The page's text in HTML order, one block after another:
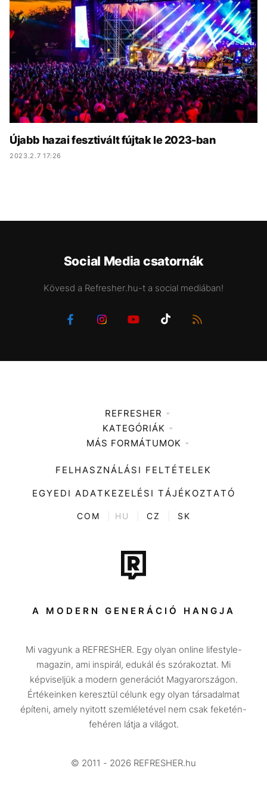
KÖZÉLET UTAZÁS
ÉLETMÓD DESIGN
BESZÉLGETÉSEK ARCOK
VIDEÓ TÖRTÉNETEK
GASZTRO
Újabb hazai fesztivált fújtak le 2023-ban
2023.2.7 17:26
Social Media csatornák
Kövesd a Refresher.hu-t a social mediában!
REFRESHER
Médiaajánlat
KATEGÓRIÁK
Zene
Divat
Kultúra
ENTR
Tech-Tudomány
Sport
Társadalom
Utazás
Életmód
Design
Beszélgetések
Videó
MÁS FORMÁTUMOK
FELHASZNÁLÁSI FELTÉTELEK
EGYEDI ADATKEZELÉSI TÁJÉKOZTATÓ
COM HU CZ SK
A MODERN GENERÁCIÓ HANGJA
Mi vagyunk a REFRESHER. Egy olyan online lifestyle-
magazin, ami inspirál, edukál és szórakoztat. Mi
képviseljük a modern generációt Magyarországon.
Értékeinken keresztül célunk egy olyan társadalmat
építeni, amely nyitott szemléletével nem csak feketén-
fehéren látja a világot.
© 2011 - 2026 REFRESHER.hu